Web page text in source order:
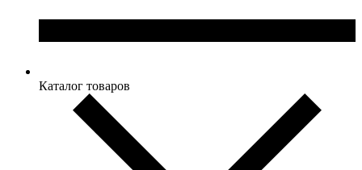
Каталог товаров